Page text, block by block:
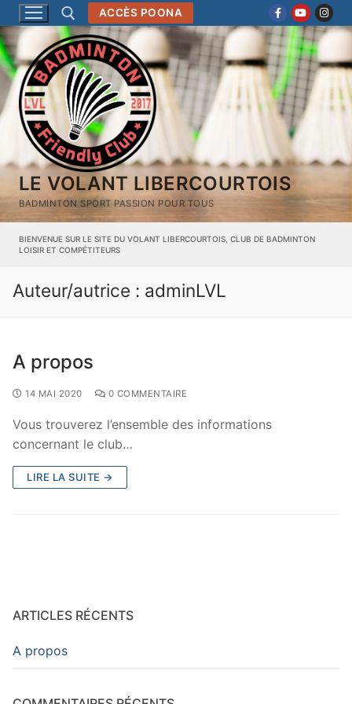
Aller
au
contenu
Rechercher :
ACCÈS POONA
LE VOLANT LIBERCOURTOIS
BADMINTON SPORT PASSION POUR TOUS
BIENVENUE SUR LE SITE DU VOLANT LIBERCOURTOIS, CLUB DE BADMINTON
LOISIR ET COMPÉTITEURS
Auteur/autrice : adminLVL
A propos
14 MAI 2020 0 COMMENTAIRE
Vous trouverez l’ensemble des informations
concernant le club…
LIRE LA SUITE →
ARTICLES RÉCENTS
A propos